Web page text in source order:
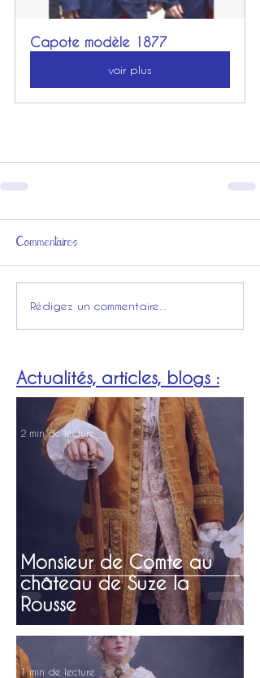
Capote modèle 1877
voir plus
Commentaires
Rédigez un commentaire...
Actualités, articles, blogs :
Monsieur de Comte au
château de Suze la
Rousse
2 min de lecture
1 min de lecture